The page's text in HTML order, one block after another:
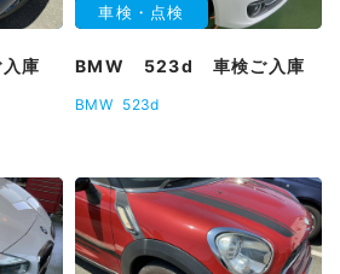
庫
車検・点検
BMW 523d 車検ご入庫
BMW 523d